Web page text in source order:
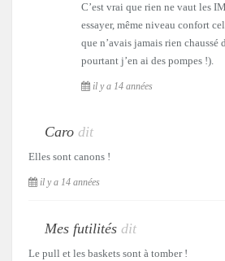
C’est vrai que rien ne vaut les
essayer, même niveau confort
que n’avais jamais rien chaussé
pourtant j’en ai des pompes !).
il y a 14 années
Caro dit
Elles sont canons !
il y a 14 années
Mes futilités dit
Le pull et les baskets sont à tomber !